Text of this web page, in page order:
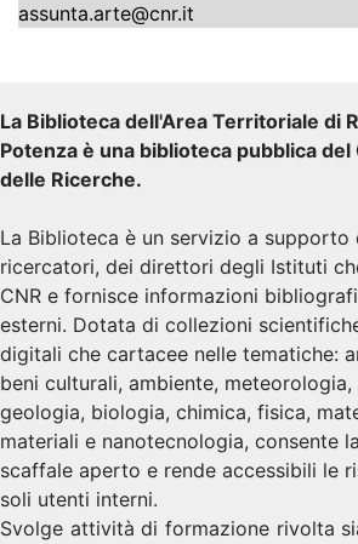
assunta.arte@cnr.it
La Biblioteca dell'Area Territoriale di
Potenza è una biblioteca pubblica
delle Ricerche.
La Biblioteca è un servizio a
ricercatori, dei direttori degli Istituti
CNR e fornisce informazioni
esterni. Dotata di collezioni
digitali che cartacee nelle tematiche:
beni culturali, ambiente,
geologia, biologia, chimica, fisica,
materiali e nanotecnologia, consente
scaffale aperto e rende accessibili le
soli utenti interni.
Svolge attività di formazione rivolta